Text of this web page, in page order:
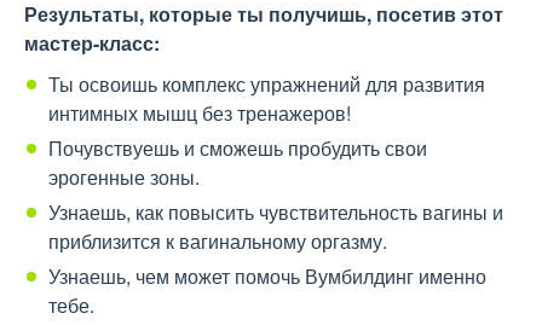
Результаты, которые ты получишь, посетив этот
мастер-класс:
Ты освоишь комплекс упражнений для развития
интимных мышц без тренажеров!
Почувствуешь и сможешь пробудить свои
эрогенные зоны.
Узнаешь, как повысить чувствительность вагины и
приблизится к вагинальному оргазму.
Узнаешь, чем может помочь Вумбилдинг именно
тебе.